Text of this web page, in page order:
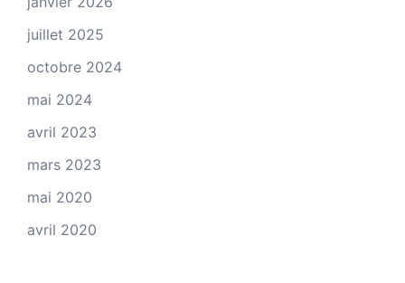
juillet 2025
octobre 2024
mai 2024
avril 2023
mars 2023
mai 2020
avril 2020